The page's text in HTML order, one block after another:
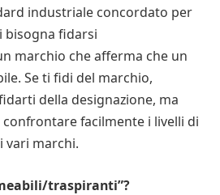
industriale concordato per
bisogna fidarsi
marchio che afferma che un
Se ti fidi del marchio,
della designazione, ma
facilmente i livelli di
vari marchi.
traspiranti”?